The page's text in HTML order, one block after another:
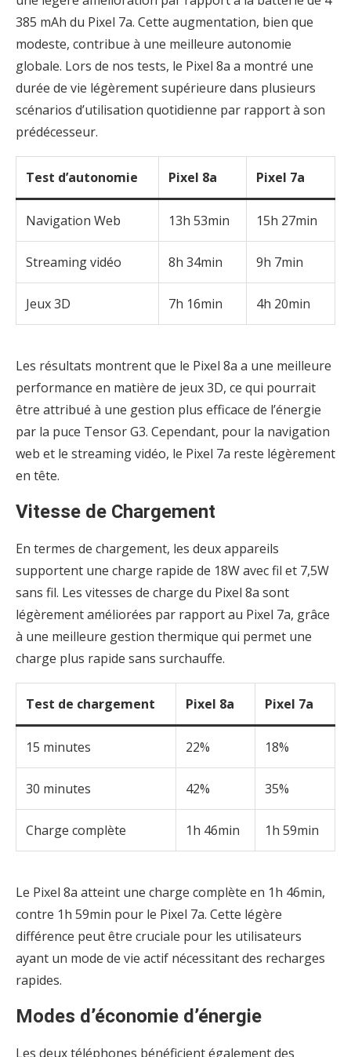
385 mAh du Pixel 7a. Cette augmentation, bien que
modeste, contribue à une meilleure autonomie
globale. Lors de nos tests, le Pixel 8a a montré une
durée de vie légèrement supérieure dans plusieurs
scénarios d’utilisation quotidienne par rapport à son
prédécesseur.
Test d’autonomie Pixel 8a Pixel 7a
Navigation Web 13h 53min 15h 27min
Streaming vidéo 8h 34min 9h 7min
Jeux 3D 7h 16min 4h 20min
Les résultats montrent que le Pixel 8a a une meilleure
performance en matière de jeux 3D, ce qui pourrait
être attribué à une gestion plus efficace de l’énergie
par la puce Tensor G3. Cependant, pour la navigation
web et le streaming vidéo, le Pixel 7a reste légèrement
en tête.
Vitesse de Chargement
En termes de chargement, les deux appareils
supportent une charge rapide de 18W avec fil et 7,5W
sans fil. Les vitesses de charge du Pixel 8a sont
légèrement améliorées par rapport au Pixel 7a, grâce
à une meilleure gestion thermique qui permet une
charge plus rapide sans surchauffe.
Test de chargement Pixel 8a Pixel 7a
15 minutes 22% 18%
30 minutes 42% 35%
Charge complète 1h 46min 1h 59min
Le Pixel 8a atteint une charge complète en 1h 46min,
contre 1h 59min pour le Pixel 7a. Cette légère
différence peut être cruciale pour les utilisateurs
ayant un mode de vie actif nécessitant des recharges
rapides.
Modes d’économie d’énergie
Les deux téléphones bénéficient également des